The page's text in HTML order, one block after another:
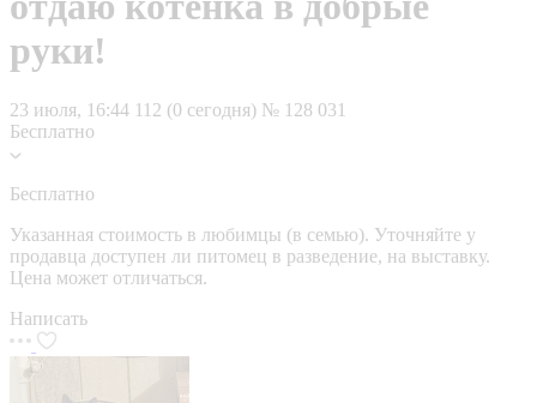
руки!
23 июля, 16:44 112 (0 сегодня) № 128 031
Бесплатно
Бесплатно
Указанная стоимость в любимцы (в семью). Уточняйте у
продавца доступен ли питомец в разведение, на выставку.
Цена может отличаться.
Написать